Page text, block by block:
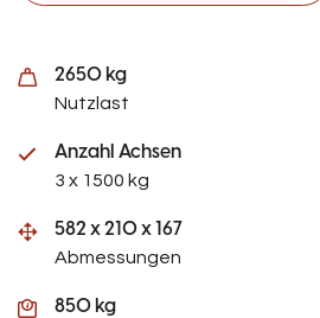
2650 kg
Nutzlast
Anzahl Achsen
3 x 1500 kg
582 x 210 x 167
Abmessungen
850 kg